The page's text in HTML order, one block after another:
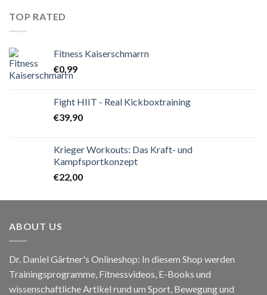
TOP RATED
Fitness Kaiserschmarrn
€0,99
Fight HIIT - Real Kickboxtraining
€39,90
Krieger Workouts: Das Kraft- und
Kampfsportkonzept
€22,00
ABOUT US
Dr. Daniel Gärtner's Onlineshop: In diesem Shop werden
Trainingsprogramme, Fitnessvideos, E-Books und
wissenschaftliche Artikel rund um Sport, Bewegung und